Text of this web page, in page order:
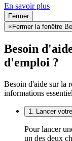
En savoir plus
Fermer
× Fermer la fenêtre
Besoin
d'emploi ?
Besoin d'aide sur la
informations
1. Lancer
Pour lancer
un des deux